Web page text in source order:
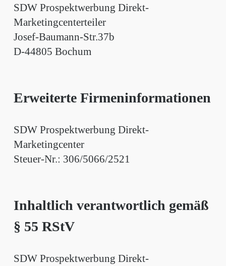
SDW Prospektwerbung Direkt-
Marketingcenterteiler
Josef-Baumann-Str.37b
D-44805 Bochum
Erweiterte Firmeninformationen
SDW Prospektwerbung Direkt-
Marketingcenter
Steuer-Nr.: 306/5066/2521
Inhaltlich verantwortlich gemäß
§ 55 RStV
SDW Prospektwerbung Direkt-